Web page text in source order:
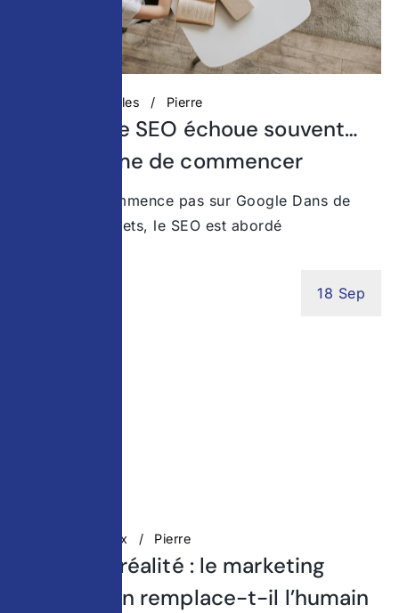
Actualités digitales Pierre
Pourquoi le SEO échoue souvent…
avant même de commencer
Le SEO ne commence pas sur Google Dans de
nombreux projets, le SEO est abordé
18 Sep
Réseaux Sociaux Pierre
Mythe ou réalité : le marketing
automation remplace-t-il l’humain